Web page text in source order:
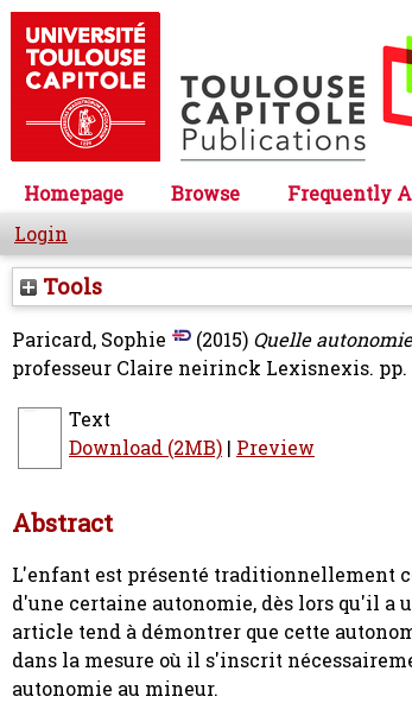
Homepage Browse Frequently
Login
Tools
Paricard, Sophie (2015) Quelle
professeur Claire neirinck Lexisnexis. pp.
Text
Download (2MB) | Preview
Abstract
L'enfant est présenté traditionnellement
d'une certaine autonomie, dès lors qu'il a
article tend à démontrer que cette
dans la mesure où il s'inscrit
autonomie au mineur.